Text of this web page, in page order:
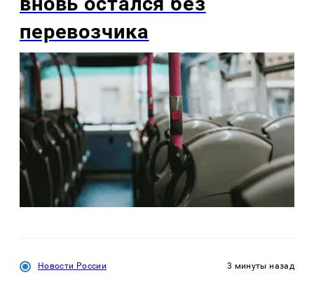
перевозчика
Новости России 3 минуты назад